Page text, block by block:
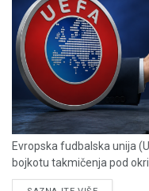
Evropska fudbalska unija
bojkotu takmičenja pod